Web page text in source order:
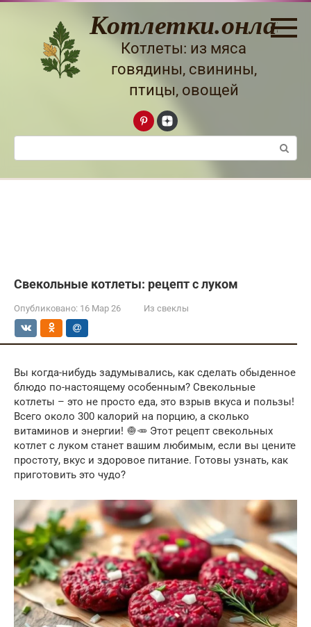
Перейти
Котлетки.онлайн
Котлеты: из мяса
говядины, свинины,
птицы, овощей
Поиск:
Свекольные котлеты: рецепт с луком
Опубликовано: 16 Мар 26 Из свеклы
Вы когда-нибудь задумывались, как сделать обыденное
блюдо по-настоящему особенным? Свекольные
котлеты – это не просто еда, это взрыв вкуса и пользы!
Всего около 300 калорий на порцию, а сколько
витаминов и энергии! 🧅🥕 Этот рецепт свекольных
котлет с луком станет вашим любимым, если вы цените
простоту, вкус и здоровое питание. Готовы узнать, как
приготовить это чудо?